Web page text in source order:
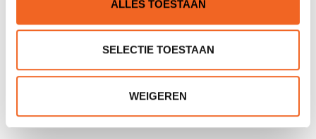
ALLES TOESTAAN
SELECTIE TOESTAAN
WEIGEREN
SCORPIO KAYAK 12V HIGH
PRESSURE POMP, 16 PSI
WATTSUP SWIFT+
ELEKTRISCHE SUP-POMP,